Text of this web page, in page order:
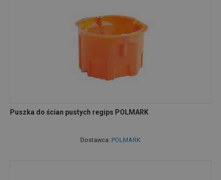
Puszka do ścian pustych regips POLMARK
Dostawca: POLMARK